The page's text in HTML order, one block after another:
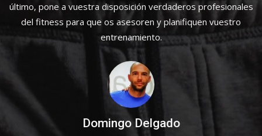
último, pone a vuestra disposición verdaderos profesionales
del fitness para que os asesoren y planifiquen vuestro
entrenamiento.
Domingo Delgado